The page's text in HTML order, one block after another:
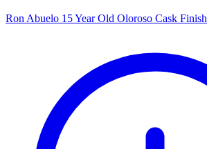
Ron Abuelo 15 Year Old Oloroso Cask Finish